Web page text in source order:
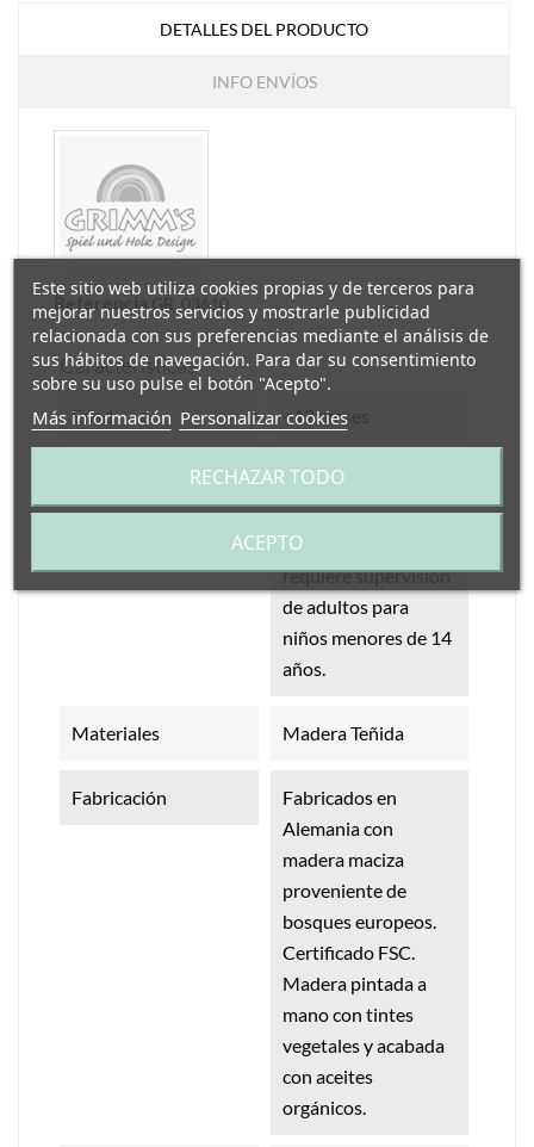
DETALLES DEL PRODUCTO
INFO ENVÍOS
Referencia GR_03610
Características
Edad +12 meses
6 cm.
No es un juguete. Se
requiere supervisión
de adultos para
niños menores de 14
años.
Materiales Madera Teñida
Fabricación
Fabricados en
Alemania con
madera maciza
proveniente de
bosques europeos.
Certificado FSC.
Madera pintada a
mano con tintes
vegetales y acabada
con aceites
orgánicos.
Este sitio web utiliza cookies propias y de terceros para
mejorar nuestros servicios y mostrarle publicidad
relacionada con sus preferencias mediante el análisis de
sus hábitos de navegación. Para dar su consentimiento
sobre su uso pulse el botón "Acepto".
Más información Personalizar cookies
RECHAZAR TODO
ACEPTO